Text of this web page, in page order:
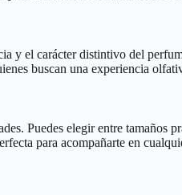
y el carácter distintivo del
buscan una experiencia
Puedes elegir entre tamaños
para acompañarte en